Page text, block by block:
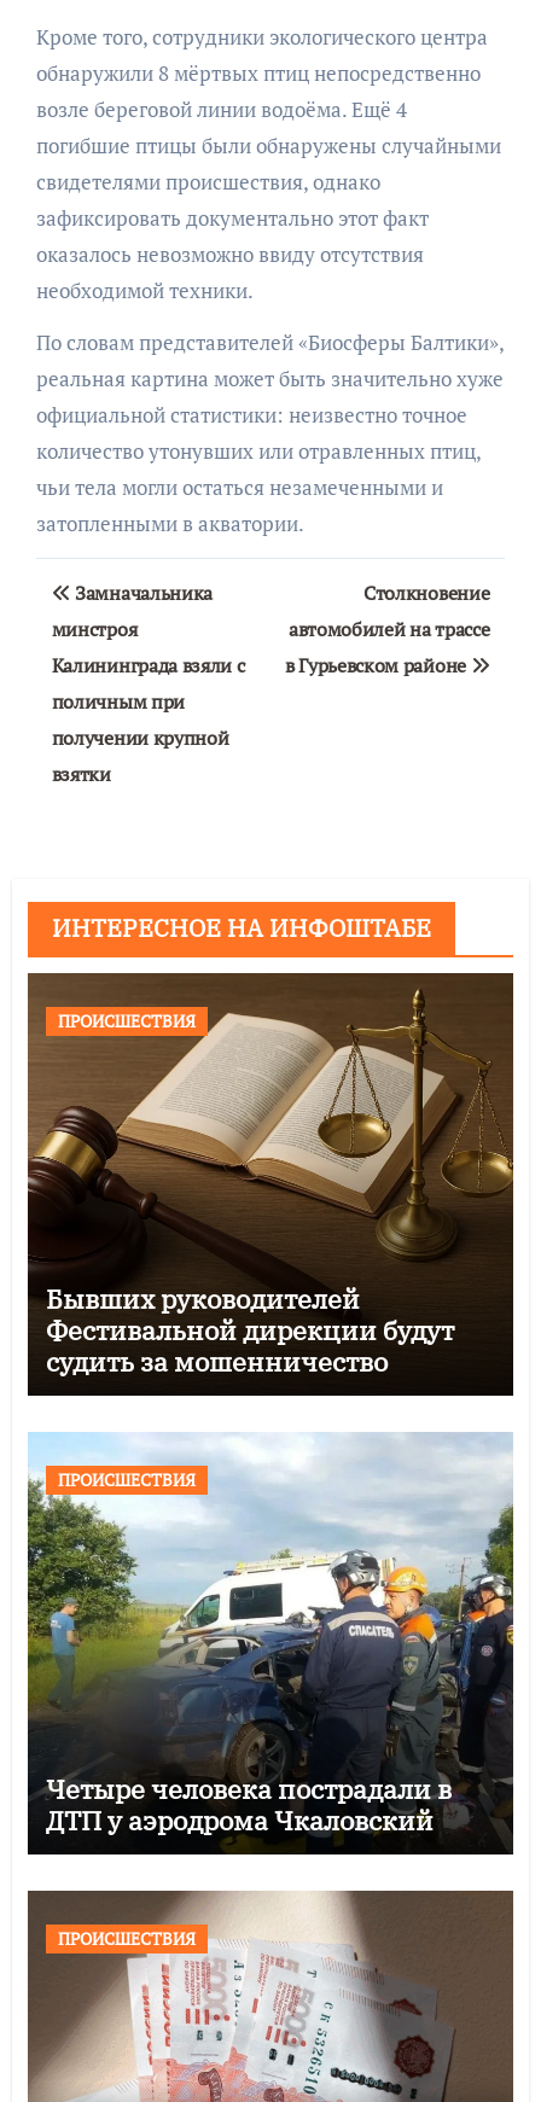
Кроме того, сотрудники экологического центра
обнаружили 8 мёртвых птиц непосредственно
возле береговой линии водоёма. Ещё 4
погибшие птицы были обнаружены случайными
свидетелями происшествия, однако
зафиксировать документально этот факт
оказалось невозможно ввиду отсутствия
необходимой техники.
По словам представителей «Биосферы Балтики»,
реальная картина может быть значительно хуже
официальной статистики: неизвестно точное
количество утонувших или отравленных птиц,
чьи тела могли остаться незамеченными и
затопленными в акватории.
Навигация
по
записям
Замначальника
минстроя
Калининграда взяли с
поличным при
получении крупной
взятки
Столкновение
автомобилей на трассе
в Гурьевском районе
ИНТЕРЕСНОЕ НА ИНФОШТАБЕ
ПРОИСШЕСТВИЯ
Бывших руководителей
Фестивальной дирекции будут
судить за мошенничество
ПРОИСШЕСТВИЯ
Четыре человека пострадали в
ДТП у аэродрома Чкаловский
ПРОИСШЕСТВИЯ